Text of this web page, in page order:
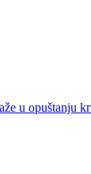
u opuštanju